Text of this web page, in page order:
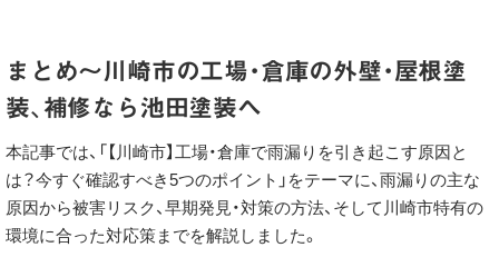
まとめ～川崎市の工場・倉庫の外壁・屋根塗
装、補修なら池田塗装へ
本記事では、「【川崎市】工場・倉庫で雨漏りを引き起こす原因と
は？今すぐ確認すべき5つのポイント」をテーマに、雨漏りの主な
原因から被害リスク、早期発見・対策の方法、そして川崎市特有の
環境に合った対応策までを解説しました。